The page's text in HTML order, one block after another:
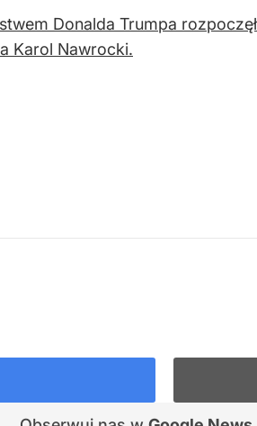
Donalda Trumpa
Karol Nawrocki.